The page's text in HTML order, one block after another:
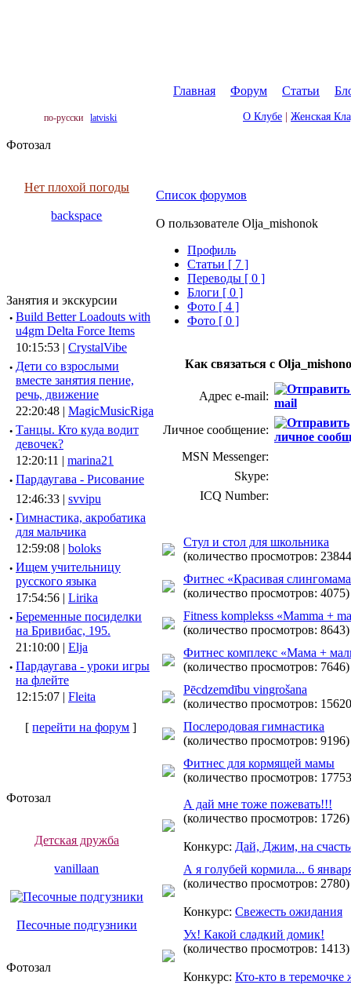
Главная Форум Статьи
по-русски latviski О Клубе Женская
Фотозал
Нет плохой погоды
backspace
Занятия и экскурсии
· Build Better Loadouts with
u4gm Delta Force Items
10:15:53 | CrystalVibe
· Дети со взрослыми
вместе занятия пение,
речь, движение
22:20:48 | MagicMusicRiga
· Танцы. Кто куда водит
девочек?
12:20:11 | marina21
· Пардаугава - Рисование
12:46:33 | svvipu
· Гимнастика, акробатика
для мальчика
12:59:08 | boloks
· Ищем учительницу
русского языка
17:54:56 | Lirika
· Беременные посиделки
на Бривибас, 195.
21:10:00 | Elja
· Пардаугава - уроки игры
на флейте
12:15:07 | Fleita
[перейти на форум ]
Фотозал
Детская дружба
vanillaan
Песочные подгузники
Фотозал
Список форумов
О пользователе Olja_mishonok
Профиль
Cтатьи [ 7 ]
Переводы [ 0 ]
Блоги [ 0 ]
Фото [ 4 ]
Фото [ 0 ]
Как связаться с
Адрес e-mail:
Личное сообщение:
MSN Messenger:
Skype:
ICQ Number:
Стул и стол для школьника
(количество просмотров:
Фитнес «Красивая
(количество просмотров: 4075)
Fitness komplekss «Mamma +
(количество просмотров: 8643)
Фитнес комплекс «Мама +
(количество просмотров: 7646)
Pēcdzemdību vingrošana
(количество просмотров:
Послеродовая гимнастика
(количество просмотров: 9196)
Фитнес для кормящей мамы
(количество просмотров:
А дай мне тоже пожевать!!!
(количество просмотров: 1726)
Конкурс: Дай, Джим, на
А я голубей кормила... 6
(количество просмотров: 2780)
Конкурс: Свежесть ожидания
Ух! Какой сладкий домик!
(количество просмотров: 1413)
Конкурс: Кто-кто в теремочке